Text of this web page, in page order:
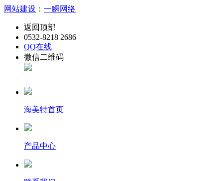
网站建设 ： 一瞬网络
返回顶部
0532-8218 2686
QQ在线
微信二维码
海美特首页
产品中心